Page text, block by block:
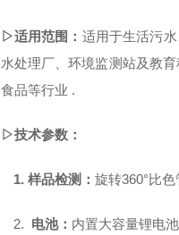
▷适用范围： 适用于生活污
水处理厂、环境监测站及教
食品等行业 .
▷技术参数：
1. 样品检测： 旋转360°比
2. 电池： 内置大容量锂电池